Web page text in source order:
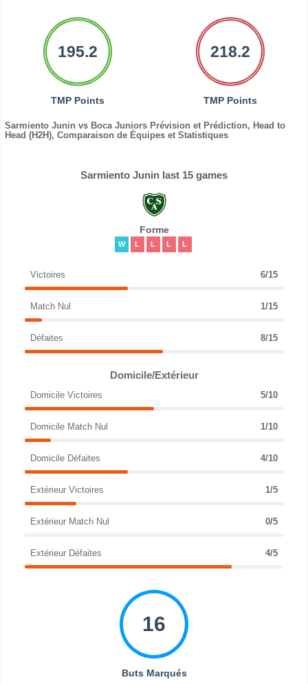
195.2
TMP Points
218.2
TMP Points
Sarmiento Junin vs Boca Juniors Prévision et Prédiction, Head to
Head (H2H), Comparaison de Équipes et Statistiques
Sarmiento Junin last 15 games
Forme
W L L L L
Victoires 6/15
Match Nul 1/15
Défaites 8/15
Domicile/Extérieur
Domicile Victoires 5/10
Domicile Match Nul 1/10
Domicile Défaites 4/10
Extérieur Victoires 1/5
Extérieur Match Nul 0/5
Extérieur Défaites 4/5
16
Buts Marqués